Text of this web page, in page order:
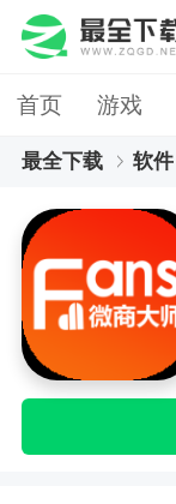
首页 游戏
最全下载 软件